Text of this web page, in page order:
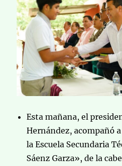
Esta mañana, el
Hernández, acompañó
la Escuela Secundaria
Sáenz Garza», de la